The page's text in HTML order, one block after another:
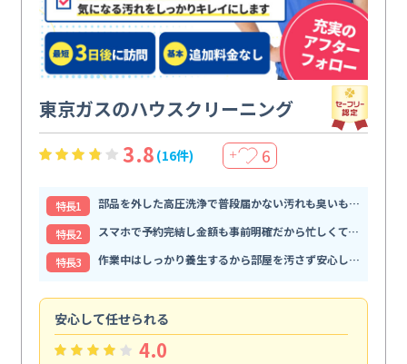
東京ガスのハウスクリーニング
3.8 (16件) ＋ 6
特⻑1
部品を外した高圧洗浄で普段届かない汚れも臭いもすっきり解消
特⻑2
スマホで予約完結し金額も事前明確だから忙しくても頼みやすい
特⻑3
作業中はしっかり養生するから部屋を汚さず安心して任せられる
安心して任せられる
4.0